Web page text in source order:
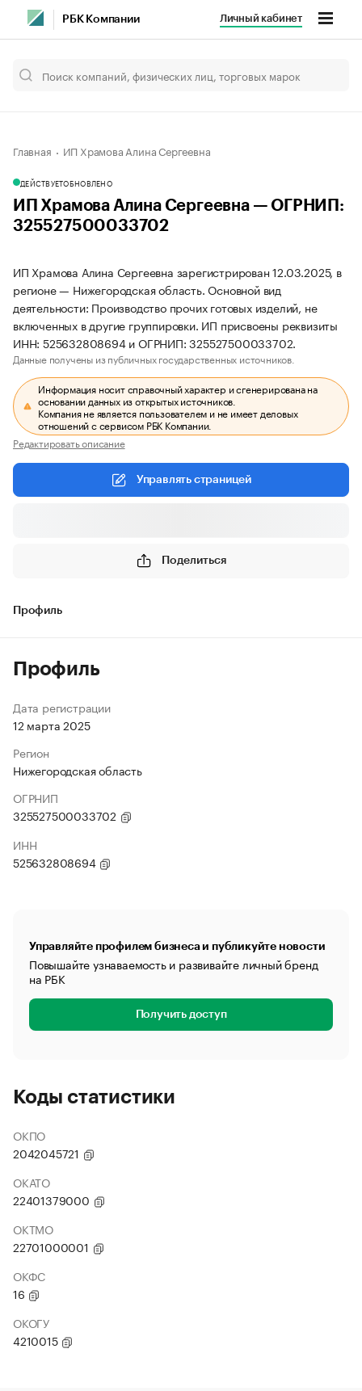
РБК Компании Личный кабинет
Главная ИП Храмова Алина Сергеевна
ДЕЙСТВУЕТОБНОВЛЕНО
ИП Храмова Алина Сергеевна — ОГРНИП:
325527500033702
ИП Храмова Алина Сергеевна зарегистрирован 12.03.2025, в
регионе — Нижегородская область. Основной вид
деятельности: Производство прочих готовых изделий, не
включенных в другие группировки. ИП присвоены реквизиты
ИНН: 525632808694 и ОГРНИП: 325527500033702.
Данные получены из публичных государственных источников.
Информация носит справочный характер и сгенерирована на
основании данных из открытых источников.
Компания не является пользователем и не имеет деловых
отношений с сервисом РБК Компании.
Редактировать описание
Управлять страницей
Поделиться
Профиль
Профиль
Дата регистрации
12 марта 2025
Регион
Нижегородская область
ОГРНИП
325527500033702
ИНН
525632808694
Управляйте профилем бизнеса и публикуйте новости
Повышайте узнаваемость и развивайте личный бренд
на РБК
Получить доступ
Коды статистики
ОКПО
2042045721
ОКАТО
22401379000
ОКТМО
22701000001
ОКФС
16
ОКОГУ
4210015